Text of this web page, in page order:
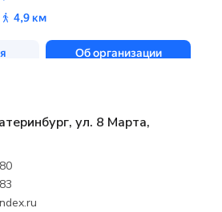
ул. 8 Марта,